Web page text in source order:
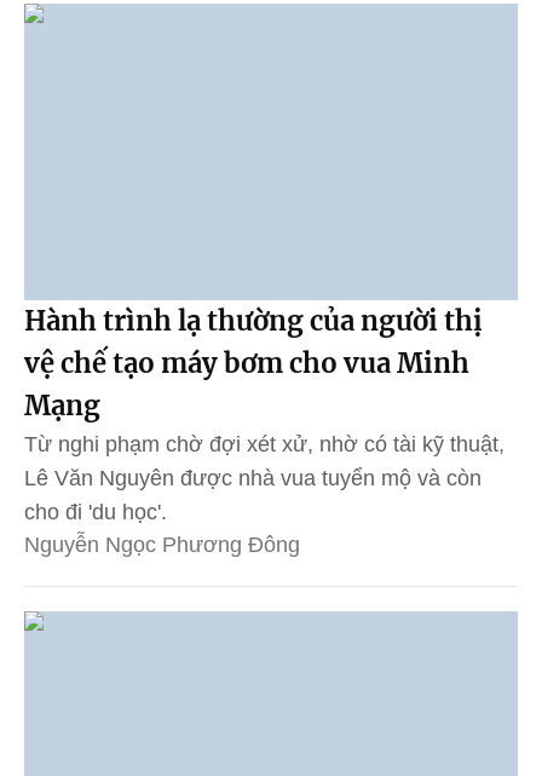
Hành trình lạ thường của người thị
vệ chế tạo máy bơm cho vua Minh
Mạng
Từ nghi phạm chờ đợi xét xử, nhờ có tài kỹ thuật,
Lê Văn Nguyên được nhà vua tuyển mộ và còn
cho đi 'du học'.
Nguyễn Ngọc Phương Đông